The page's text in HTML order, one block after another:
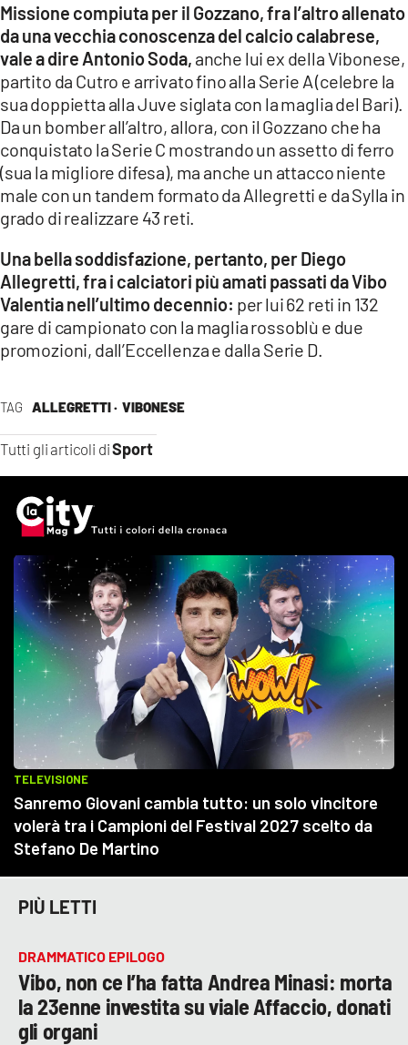
COSENZACHANNEL.IT
ILVIBONESE.IT
CATANZAROCHANNEL.IT
LACAPITALENEWS.IT
App
APPLE
TAG ALLEGRETTI · VIBONESE
Tutti gli articoli diSport
Missione compiuta per il Gozzano, fra l’altro allenato
da una vecchia conoscenza del calcio calabrese,
vale a dire Antonio Soda, anche lui ex della Vibonese,
partito da Cutro e arrivato fino alla Serie A (celebre la
sua doppietta alla Juve siglata con la maglia del Bari).
Da un bomber all’altro, allora, con il Gozzano che ha
conquistato la Serie C mostrando un assetto di ferro
(sua la migliore difesa), ma anche un attacco niente
male con un tandem formato da Allegretti e da Sylla in
grado di realizzare 43 reti.
Una bella soddisfazione, pertanto, per Diego
Allegretti, fra i calciatori più amati passati da Vibo
Valentia nell’ultimo decennio: per lui 62 reti in 132
gare di campionato con la maglia rossoblù e due
promozioni, dall’Eccellenza e dalla Serie D.
PIÙ LETTI
DRAMMATICO EPILOGO
Vibo, non ce l’ha fatta Andrea Minasi: morta
la 23enne investita su viale Affaccio, donati
gli organi